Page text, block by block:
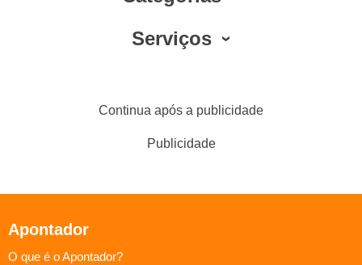
Serviços
Continua após a publicidade
Publicidade
Apontador
O que é o Apontador?